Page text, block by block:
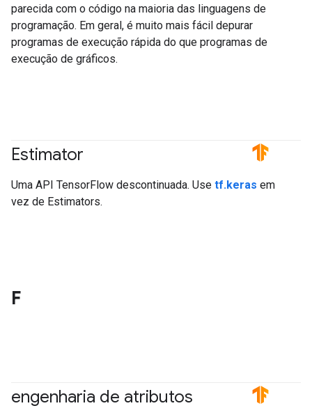
parecida com o código na maioria das linguagens de
programação. Em geral, é muito mais fácil depurar
programas de execução rápida do que programas de
execução de gráficos.
Estimator #TensorFlow
Uma API TensorFlow descontinuada. Use tf.keras em
vez de Estimators.
F
engenharia de atributos #TensorFlow